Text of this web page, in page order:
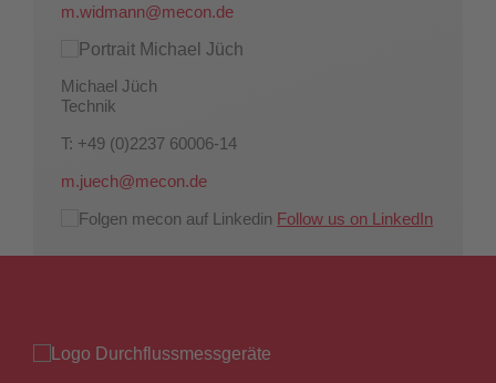
m.widmann@mecon.de
Michael Jüch
Technik
T: +49 (0)2237 60006-14
m.juech@mecon.de
Follow us on LinkedIn